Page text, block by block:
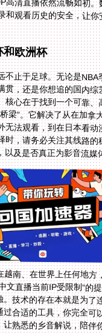
和欧洲杯
不止于足球。无论是NBA
贯，还是你想追的国内综
核心在于找到一个可靠、
梁”。它解决了从在加拿
无法观看，到在日本看动
时，请务必关注其线路的
以及是否真正为影音流媒
越南、在世界上任何地方
直播当前IP受限制”的提示
技术的存在本就是为了连接
合适的工具，你完全可以重
熟悉的乡音解说，陪伴你在